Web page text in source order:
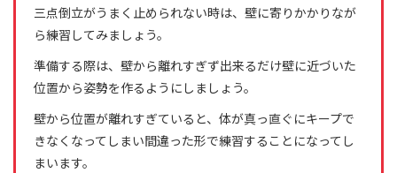
三点倒立がうまく止められない時は、壁に寄りかかりなが
ら練習してみましょう。
準備する際は、壁から離れすぎず出来るだけ壁に近づいた
位置から姿勢を作るようにしましょう。
壁から位置が離れすぎていると、体が真っ直ぐにキープで
きなくなってしまい間違った形で練習することになってし
まいます。